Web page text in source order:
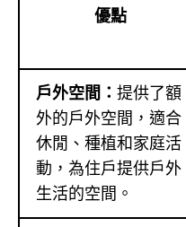
優點
戶外空間： 提供了額
外的戶外空間，適合
休閒、種植和家庭活
動，為住戶提供戶外
生活的空間。